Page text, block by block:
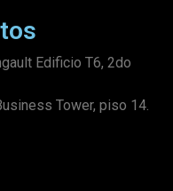
Edificio T6, 2do
Tower, piso 14.